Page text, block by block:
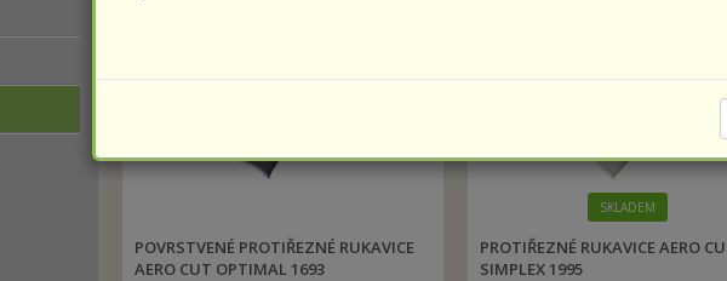
POVRSTVENÉ PROTIŘEZNÉ RUKAVICE
AERO CUT OPTIMAL 1693
SKLADEM
PROTIŘEZNÉ RUKAVICE AERO
SIMPLEX 1995